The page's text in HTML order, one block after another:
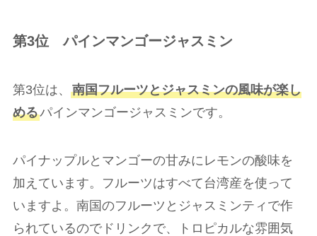
第3位パインマンゴージャスミン
第3位は、 南国フルーツとジャスミンの風味が楽し
めるパインマンゴージャスミンです。
パイナップルとマンゴーの甘みにレモンの酸味を
加えています。フルーツはすべて台湾産を使って
いますよ。南国のフルーツとジャスミンティで作
られているのでドリンクで、トロピカルな雰囲気